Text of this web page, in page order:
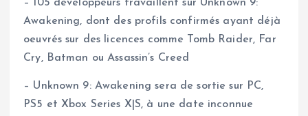
– 105 développeurs travaillent sur Unknown 9:
Awakening, dont des profils confirmés ayant déjà
oeuvrés sur des licences comme Tomb Raider, Far
Cry, Batman ou Assassin’s Creed
– Unknown 9: Awakening sera de sortie sur PC,
PS5 et Xbox Series X|S, à une date inconnue